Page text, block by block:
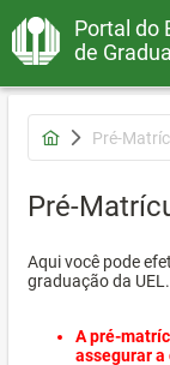
Portal do
de
Pré-
Pré-
Aqui você pode
graduação da UEL.
A pré-
assegurar a